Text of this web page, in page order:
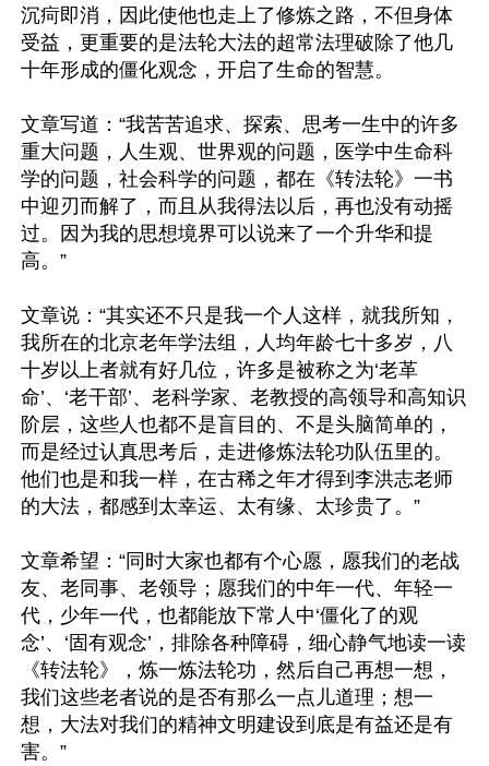
沉疴即消，因此使他也走上了修炼之路，不但身体
受益，更重要的是法轮大法的超常法理破除了他几
十年形成的僵化观念，开启了生命的智慧。
文章写道：“我苦苦追求、探索、思考一生中的许多
重大问题，人生观、世界观的问题，医学中生命科
学的问题，社会科学的问题，都在《转法轮》一书
中迎刃而解了，而且从我得法以后，再也没有动摇
过。因为我的思想境界可以说来了一个升华和提
高。”
文章说：“其实还不只是我一个人这样，就我所知，
我所在的北京老年学法组，人均年龄七十多岁，八
十岁以上者就有好几位，许多是被称之为‘老革
命’、‘老干部’、老科学家、老教授的高领导和高知识
阶层，这些人也都不是盲目的、不是头脑简单的，
而是经过认真思考后，走进修炼法轮功队伍里的。
他们也是和我一样，在古稀之年才得到李洪志老师
的大法，都感到太幸运、太有缘、太珍贵了。”
文章希望：“同时大家也都有个心愿，愿我们的老战
友、老同事、老领导；愿我们的中年一代、年轻一
代，少年一代，也都能放下常人中‘僵化了的观
念’、‘固有观念’，排除各种障碍，细心静气地读一读
《转法轮》，炼一炼法轮功，然后自己再想一想，
我们这些老者说的是否有那么一点儿道理；想一
想，大法对我们的精神文明建设到底是有益还是有
害。”